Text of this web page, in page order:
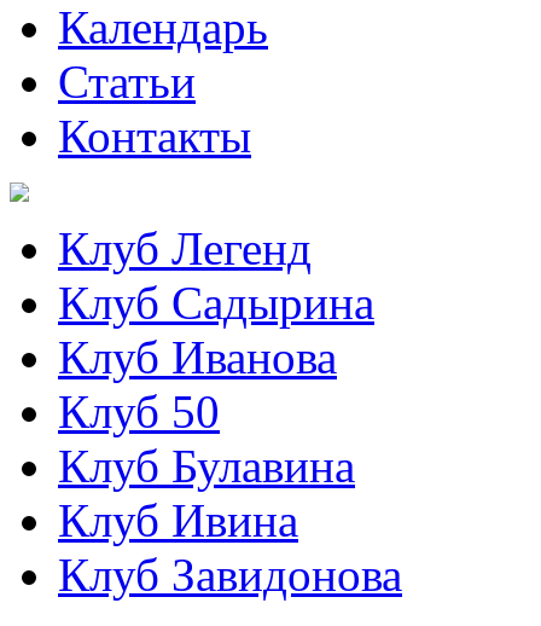
Календарь
Статьи
Контакты
Клуб Легенд
Клуб Садырина
Клуб Иванова
Клуб 50
Клуб Булавина
Клуб Ивина
Клуб Завидонова